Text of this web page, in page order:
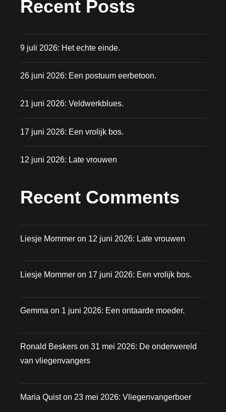
Recent Posts
9 juli 2026: Het echte einde.
26 juni 2026: Een postuum eerbetoon.
21 juni 2026: Veldwerkblues.
17 juni 2026: Een vrolijk bos.
12 juni 2026: Late vrouwen
Recent Comments
Liesje Mommer on 12 juni 2026: Late vrouwen
Liesje Mommer on 17 juni 2026: Een vrolijk bos.
Gemma on 1 juni 2026: Een ontaarde moeder.
Ronald Beskers on 31 mei 2026: De onderwereld
van vliegenvangers
Maria Quiston 23 mei 2026: Vliegenvangerboer